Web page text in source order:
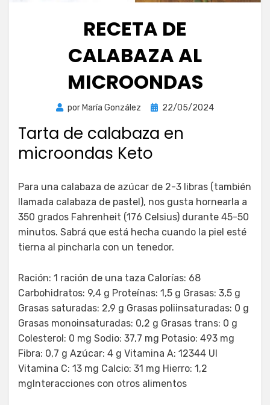
RECETA DE
CALABAZA AL
MICROONDAS
por María González
Publicada
22/05/2024
Tarta de calabaza en
microondas Keto
Para una calabaza de azúcar de 2-3 libras (también
llamada calabaza de pastel), nos gusta hornearla a
350 grados Fahrenheit (176 Celsius) durante 45-50
minutos. Sabrá que está hecha cuando la piel esté
tierna al pincharla con un tenedor.
Ración: 1 ración de una taza Calorías: 68
Carbohidratos: 9,4 g Proteínas: 1,5 g Grasas: 3,5 g
Grasas saturadas: 2,9 g Grasas poliinsaturadas: 0 g
Grasas monoinsaturadas: 0,2 g Grasas trans: 0 g
Colesterol: 0 mg Sodio: 37,7 mg Potasio: 493 mg
Fibra: 0,7 g Azúcar: 4 g Vitamina A: 12344 UI
Vitamina C: 13 mg Calcio: 31 mg Hierro: 1,2
mgInteracciones con otros alimentos